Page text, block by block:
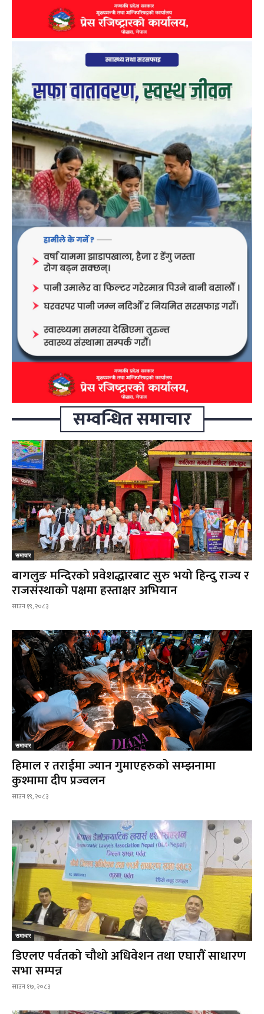
सम्वन्धित समाचार
समाचार
बागलुङ मन्दिरको प्रवेशद्धारबाट सुरु भयो हिन्दु राज्य र
राजसंस्थाको पक्षमा हस्ताक्षर अभियान
साउन १९, २०८३
समाचार
हिमाल र तराईमा ज्यान गुमाएहरुको सम्झनामा
कुश्मामा दीप प्रज्वलन
साउन १९, २०८३
समाचार
डिएलए पर्वतको चौथो अधिवेशन तथा एघारौँ साधारण
सभा सम्पन्न
साउन १७, २०८३